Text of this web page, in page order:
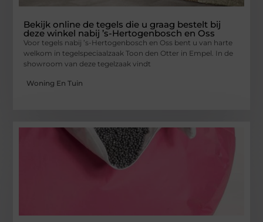
Bekijk online de tegels die u graag bestelt bij
deze winkel nabij ’s-Hertogenbosch en Oss
Voor tegels nabij ’s-Hertogenbosch en Oss bent u van harte
welkom in tegelspeciaalzaak Toon den Otter in Empel. In de
showroom van deze tegelzaak vindt
Woning En Tuin